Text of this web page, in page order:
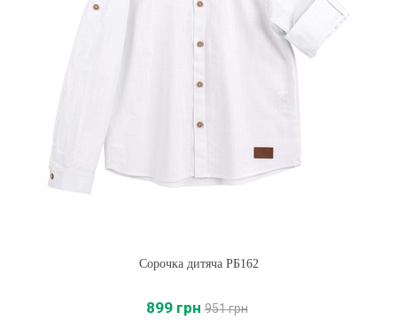
Сорочка дитяча РБ162
899 грн 951 грн